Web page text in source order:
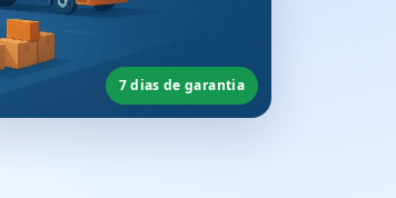
7 dias de garantia